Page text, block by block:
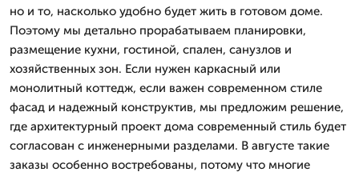
но и то, насколько удобно будет жить в готовом доме.
Поэтому мы детально прорабатываем планировки,
размещение кухни, гостиной, спален, санузлов и
хозяйственных зон. Если нужен каркасный или
монолитный коттедж, если важен современном стиле
фасад и надежный конструктив, мы предложим решение,
где архитектурный проект дома современный стиль будет
согласован с инженерными разделами. В августе такие
заказы особенно востребованы, потому что многие